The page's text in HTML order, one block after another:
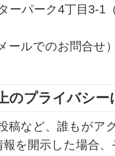
ーパーク4丁目3-1
ールでのお問合せ
のプライバシー
稿など、誰もがア
を開示した場合